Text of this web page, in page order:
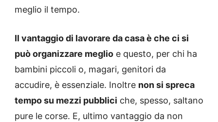
meglio il tempo.
Il vantaggio di lavorare da casa è che ci si
può organizzare meglio e questo, per chi ha
bambini piccoli o, magari, genitori da
accudire, è essenziale. Inoltre non si spreca
tempo su mezzi pubblici che, spesso, saltano
pure le corse. E, ultimo vantaggio da non